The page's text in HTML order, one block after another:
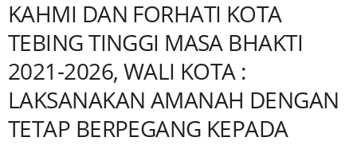
KAHMI DAN FORHATI KOTA
TEBING TINGGI MASA BHAKTI
2021-2026, WALI KOTA :
LAKSANAKAN AMANAH DENGAN
TETAP BERPEGANG KEPADA